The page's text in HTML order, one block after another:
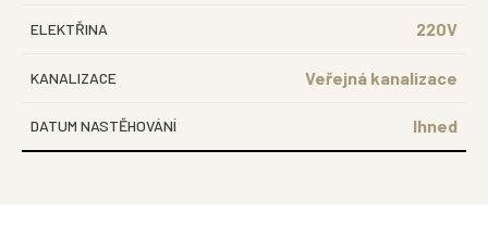
ELEKTŘINA 220V
KANALIZACE Veřejná kanalizace
DATUM NASTĚHOVÁNÍ Ihned